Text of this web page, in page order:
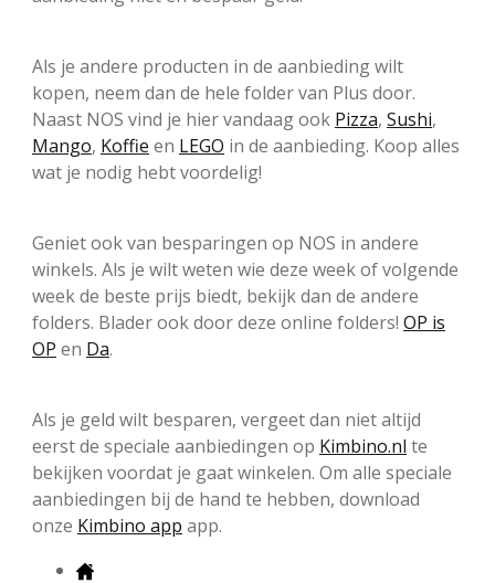
Als je andere producten in de aanbieding wilt
kopen, neem dan de hele folder van Plus door.
Naast NOS vind je hier vandaag ook Pizza, Sushi,
Mango, Koffie en LEGO in de aanbieding. Koop alles
wat je nodig hebt voordelig!
Geniet ook van besparingen op NOS in andere
winkels. Als je wilt weten wie deze week of volgende
week de beste prijs biedt, bekijk dan de andere
folders. Blader ook door deze online folders! OP is
OP en Da.
Als je geld wilt besparen, vergeet dan niet altijd
eerst de speciale aanbiedingen op Kimbino.nl te
bekijken voordat je gaat winkelen. Om alle speciale
aanbiedingen bij de hand te hebben, download
onze Kimbino app app.